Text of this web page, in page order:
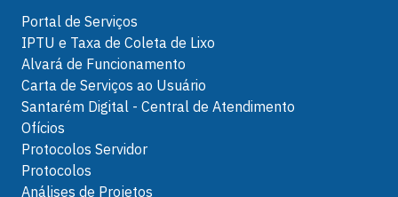
Portal de Serviços
IPTU e Taxa de Coleta de Lixo
Alvará de Funcionamento
Carta de Serviços ao Usuário
Santarém Digital - Central de Atendimento
Ofícios
Protocolos Servidor
Protocolos
Análises de Projetos